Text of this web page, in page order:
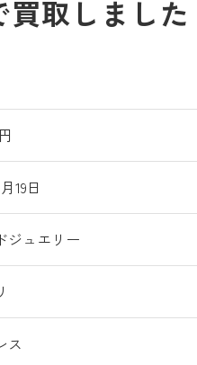
取しました
19日
ジュエリー
ス